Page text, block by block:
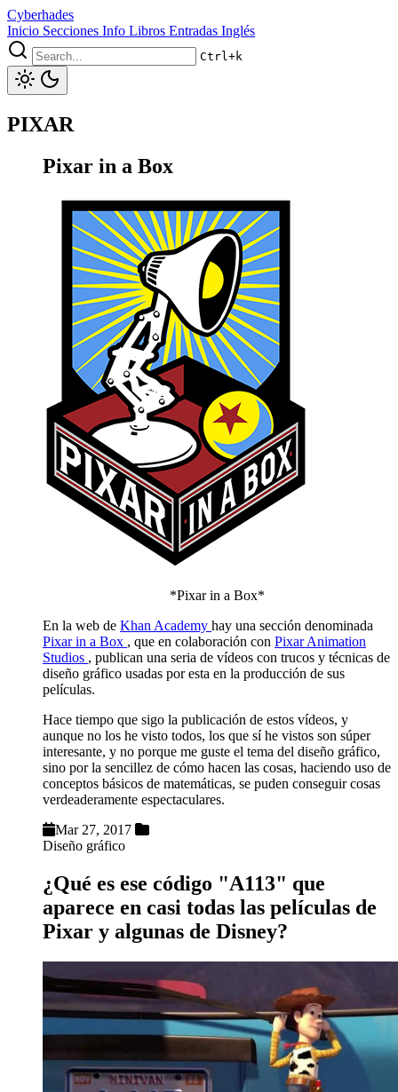
Cyberhades
Inicio Secciones Info Libros Entradas Inglés
Ctrl+k
PIXAR
Pixar in a Box
*Pixar in a Box*
En la web de Khan Academy hay una sección denominada
Pixar in a Box , que en colaboración con Pixar Animation
Studios , publican una seria de vídeos con trucos y técnicas de
diseño gráfico usadas por esta en la producción de sus
películas.
Hace tiempo que sigo la publicación de estos vídeos, y
aunque no los he visto todos, los que sí he vistos son súper
interesante, y no porque me guste el tema del diseño gráfico,
sino por la sencillez de cómo hacen las cosas, haciendo uso de
conceptos básicos de matemáticas, se puden conseguir cosas
verdeaderamente espectaculares.
Mar 27, 2017
Diseño gráfico
¿Qué es ese código "A113" que
aparece en casi todas las películas de
Pixar y algunas de Disney?